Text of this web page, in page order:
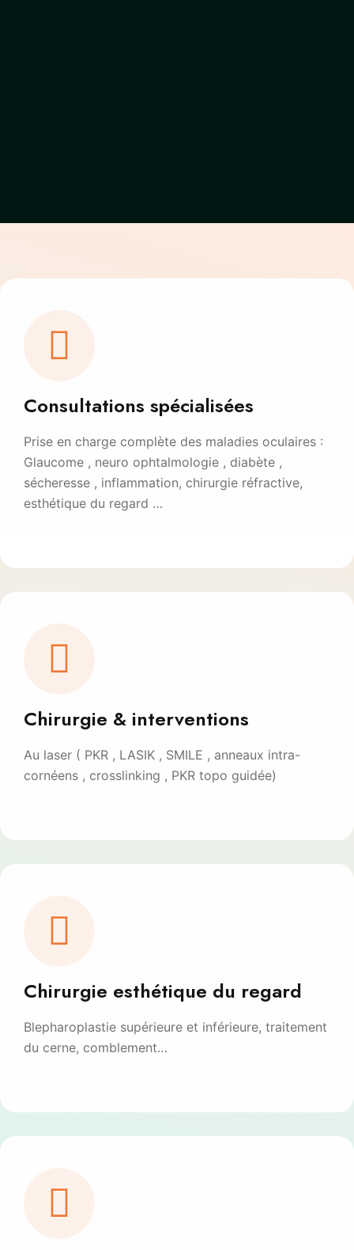
Consultations spécialisées
Prise en charge complète des maladies oculaires :
Glaucome , neuro ophtalmologie , diabète ,
sécheresse , inflammation, chirurgie réfractive,
esthétique du regard …
Chirurgie & interventions
Au laser ( PKR , LASIK , SMILE , anneaux intra-
cornéens , crosslinking , PKR topo guidée)
Chirurgie esthétique du regard
Blepharoplastie supérieure et inférieure, traitement
du cerne, comblement…